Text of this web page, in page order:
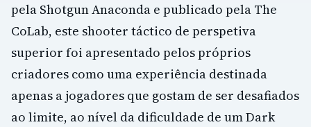
pela Shotgun Anaconda e publicado pela The
CoLab, este shooter táctico de perspetiva
superior foi apresentado pelos próprios
criadores como uma experiência destinada
apenas a jogadores que gostam de ser desafiados
ao limite, ao nível da dificuldade de um Dark